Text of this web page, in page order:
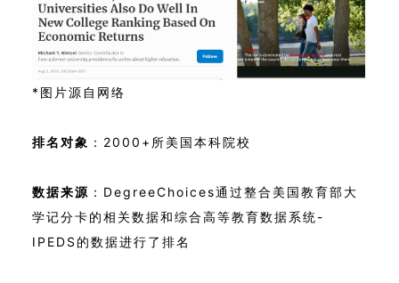
*图片源自网络
排名对象 ：2000+所美国本科院校
数据来源 ：DegreeChoices通过整合美国教育部大
学记分卡的相关数据和综合高等教育数据系统-
IPEDS的数据进行了排名